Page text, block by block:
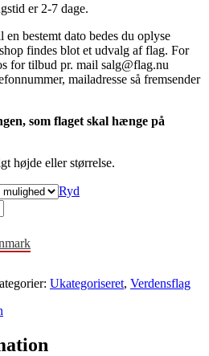
er 2-7 dage.
bestemt dato bedes du oplyse
findes blot et udvalg af flag. For
for tilbud pr. mail salg@flag.nu
mailadresse så fremsender
som flaget skal hænge på
højde eller størrelse.
Ryd
Ukategoriseret, Verdensflag